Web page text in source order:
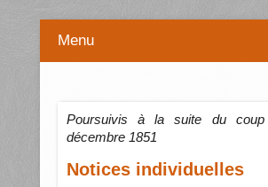
Menu
Poursuivis à la suite du coup
décembre 1851
Notices individuelles